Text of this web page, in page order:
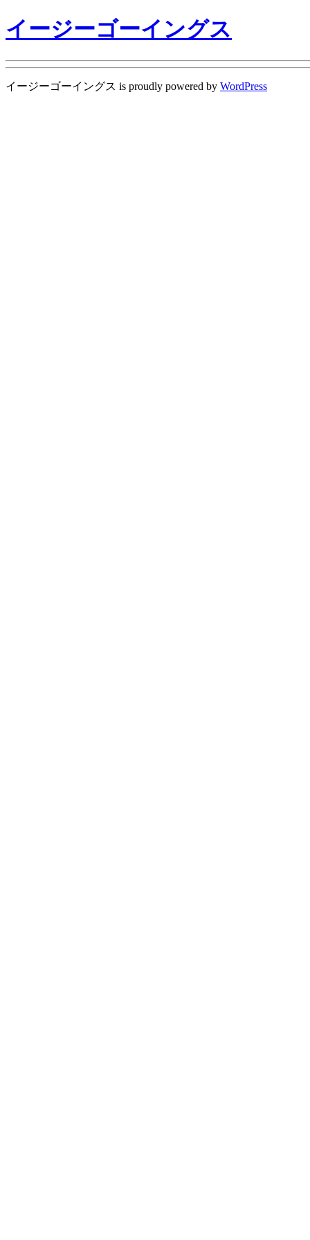
イージーゴーイングス
イージーゴーイングス is proudly powered by WordPress